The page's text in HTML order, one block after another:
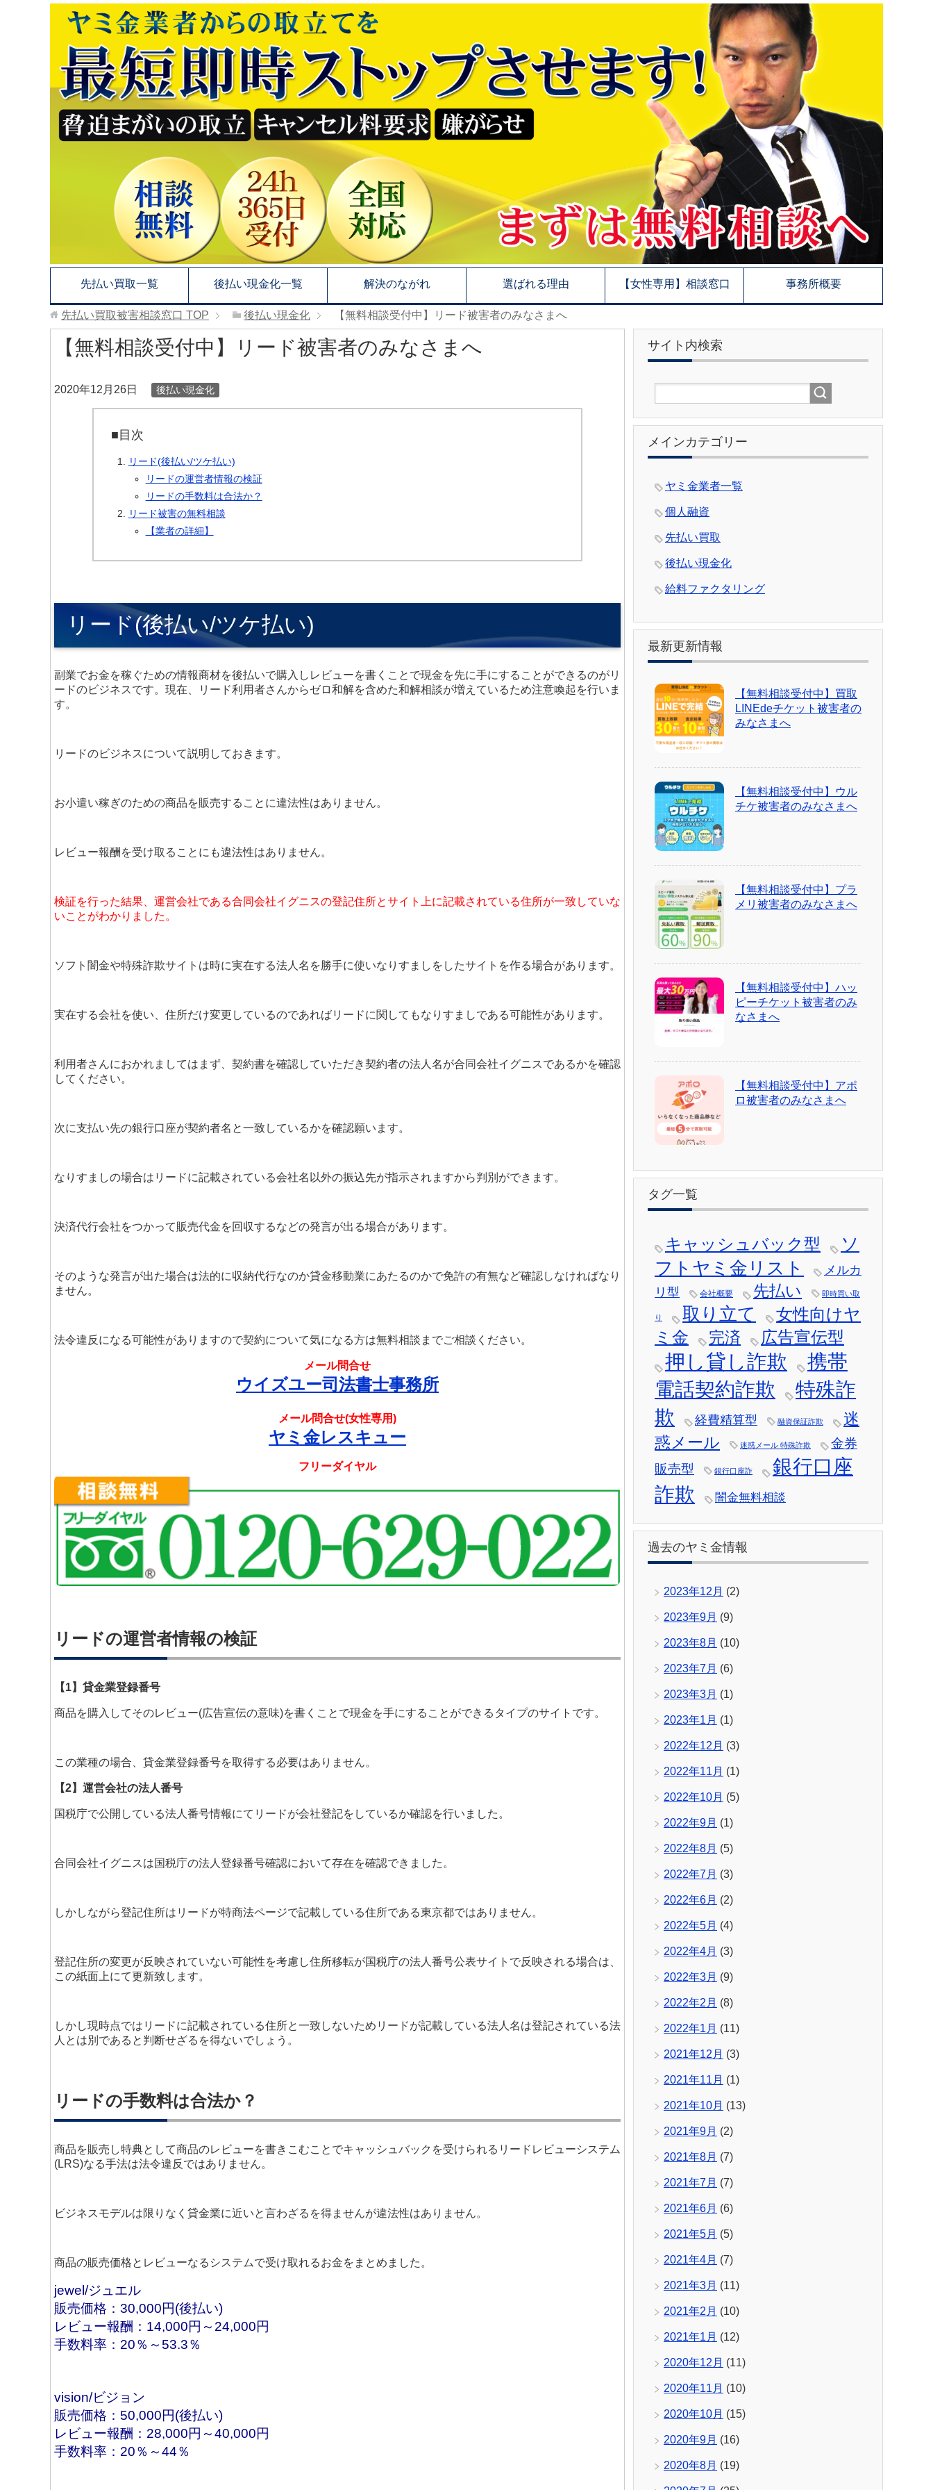
先払い買取一覧 後払い現金化一覧 解決のながれ 選ばれる理由 【女性専用】相談窓口 事務所概要
先払い買取被害相談窓口 TOP 後払い現金化 【無料相談受付中】リード被害者のみなさまへ
【無料相談受付中】リード被害者のみなさまへ
2020年12月26日 後払い現金化
■目次
リード(後払い/ツケ払い)
リードの運営者情報の検証
リードの手数料は合法か？
リード被害の無料相談
【業者の詳細】
リード(後払い/ツケ払い)
副業でお金を稼ぐための情報商材を後払いで購入しレビューを書くことで現金を先に手にすることができるのがリ
ードのビジネスです。現在、リード利用者さんからゼロ和解を含めた和解相談が増えているため注意喚起を行いま
す。
リードのビジネスについて説明しておきます。
お小遣い稼ぎのための商品を販売することに違法性はありません。
レビュー報酬を受け取ることにも違法性はありません。
検証を行った結果、運営会社である合同会社イグニスの登記住所とサイト上に記載されている住所が一致していな
いことがわかりました。
ソフト闇金や特殊詐欺サイトは時に実在する法人名を勝手に使いなりすましをしたサイトを作る場合があります。
実在する会社を使い、住所だけ変更しているのであればリードに関してもなりすましである可能性があります。
利用者さんにおかれましてはまず、契約書を確認していただき契約者の法人名が合同会社イグニスであるかを確認
してください。
次に支払い先の銀行口座が契約者名と一致しているかを確認願います。
なりすましの場合はリードに記載されている会社名以外の振込先が指示されますから判別ができます。
決済代行会社をつかって販売代金を回収するなどの発言が出る場合があります。
そのような発言が出た場合は法的に収納代行なのか貸金移動業にあたるのかで免許の有無など確認しなければなり
ません。
法令違反になる可能性がありますので契約について気になる方は無料相談までご相談ください。
メール問合せ
ウイズユー司法書士事務所
メール問合せ(女性専用)
ヤミ金レスキュー
フリーダイヤル
リードの運営者情報の検証
【1】貸金業登録番号
商品を購入してそのレビュー(広告宣伝の意味)を書くことで現金を手にすることができるタイプのサイトです。
この業種の場合、貸金業登録番号を取得する必要はありません。
【2】運営会社の法人番号
国税庁で公開している法人番号情報にてリードが会社登記をしているか確認を行いました。
合同会社イグニスは国税庁の法人登録番号確認において存在を確認できました。
しかしながら登記住所はリードが特商法ページで記載している住所である東京都ではありません。
登記住所の変更が反映されていない可能性を考慮し住所移転が国税庁の法人番号公表サイトで反映される場合は、
この紙面上にて更新致します。
しかし現時点ではリードに記載されている住所と一致しないためリードが記載している法人名は登記されている法
人とは別であると判断せざるを得ないでしょう。
リードの手数料は合法か？
商品を販売し特典として商品のレビューを書きこむことでキャッシュバックを受けられるリードレビューシステム
(LRS)なる手法は法令違反ではありません。
ビジネスモデルは限りなく貸金業に近いと言わざるを得ませんが違法性はありません。
商品の販売価格とレビューなるシステムで受け取れるお金をまとめました。
jewel/ジュエル
販売価格：30,000円(後払い)
レビュー報酬：14,000円～24,000円
手数料率：20％～53.3％
vision/ビジョン
販売価格：50,000円(後払い)
レビュー報酬：28,000円～40,000円
手数料率：20％～44％
サイト内検索
メインカテゴリー
ヤミ金業者一覧
個人融資
先払い買取
後払い現金化
給料ファクタリング
最新更新情報
【無料相談受付中】買取
LINEdeチケット被害者の
みなさまへ
【無料相談受付中】ウル
チケ被害者のみなさまへ
【無料相談受付中】プラ
メリ被害者のみなさまへ
【無料相談受付中】ハッ
ピーチケット被害者のみ
なさまへ
【無料相談受付中】アポ
ロ被害者のみなさまへ
タグ一覧
キャッシュバック型
ソ
フトヤミ金リスト
メルカ
リ型
会社概要 先払い 即時買い取
り 取り立て
女性向けヤ
ミ金
完済 広告宣伝型
押し貸し詐欺
携帯
電話契約詐欺
特殊詐
欺
経費精算型 融資保証詐欺
迷
惑メール
迷惑メール 特殊詐欺
金券
販売型
銀行口座詐
銀行口座
詐欺
闇金無料相談
過去のヤミ金情報
2023年12月 (2)
2023年9月 (9)
2023年8月 (10)
2023年7月 (6)
2023年3月 (1)
2023年1月 (1)
2022年12月 (3)
2022年11月 (1)
2022年10月 (5)
2022年9月 (1)
2022年8月 (5)
2022年7月 (3)
2022年6月 (2)
2022年5月 (4)
2022年4月 (3)
2022年3月 (9)
2022年2月 (8)
2022年1月 (11)
2021年12月 (3)
2021年11月 (1)
2021年10月 (13)
2021年9月 (2)
2021年8月 (7)
2021年7月 (7)
2021年6月 (6)
2021年5月 (5)
2021年4月 (7)
2021年3月 (11)
2021年2月 (10)
2021年1月 (12)
2020年12月 (11)
2020年11月 (10)
2020年10月 (15)
2020年9月 (16)
2020年8月 (19)